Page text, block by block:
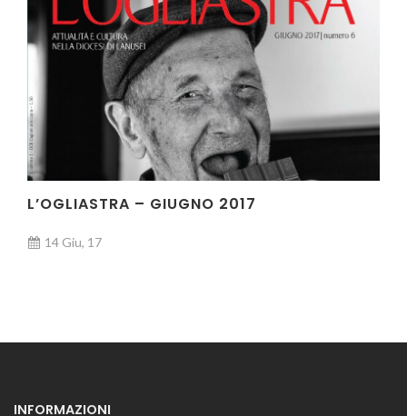
L’OGLIASTRA – GIUGNO 2017
14 Giu, 17
INFORMAZIONI